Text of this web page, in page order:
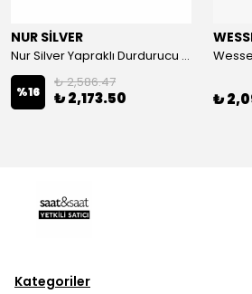
NUR SİLVER
Nur Silver Yapraklı Durdurucu Gümüş Charm - NUR-CM00501
%16
₺ 2,586.47
₺ 2,173.50 ₺
Kategoriler